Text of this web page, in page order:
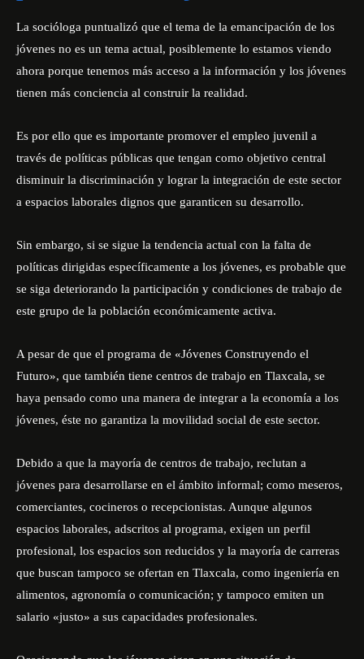
La socióloga puntualizó que el tema de la emancipación de los
jóvenes no es un tema actual, posiblemente lo estamos viendo
ahora porque tenemos más acceso a la información y los jóvenes
tienen más conciencia al construir la realidad.
Es por ello que es importante promover el empleo juvenil a
través de políticas públicas que tengan como objetivo central
disminuir la discriminación y lograr la integración de este sector
a espacios laborales dignos que garanticen su desarrollo.
Sin embargo, si se sigue la tendencia actual con la falta de
políticas dirigidas específicamente a los jóvenes, es probable que
se siga deteriorando la participación y condiciones de trabajo de
este grupo de la población económicamente activa.
A pesar de que el programa de «Jóvenes Construyendo el
Futuro», que también tiene centros de trabajo en Tlaxcala, se
haya pensado como una manera de integrar a la economía a los
jóvenes, éste no garantiza la movilidad social de este sector.
Debido a que la mayoría de centros de trabajo, reclutan a
jóvenes para desarrollarse en el ámbito informal; como meseros,
comerciantes, cocineros o recepcionistas. Aunque algunos
espacios laborales, adscritos al programa, exigen un perfil
profesional, los espacios son reducidos y la mayoría de carreras
que buscan tampoco se ofertan en Tlaxcala, como ingeniería en
alimentos, agronomía o comunicación; y tampoco emiten un
salario «justo» a sus capacidades profesionales.